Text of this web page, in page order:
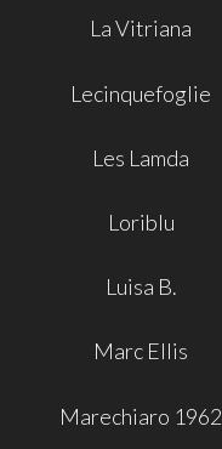
La Vitriana
Lecinquefoglie
Les Lamda
Loriblu
Luisa B.
Marc Ellis
Marechiaro 1962